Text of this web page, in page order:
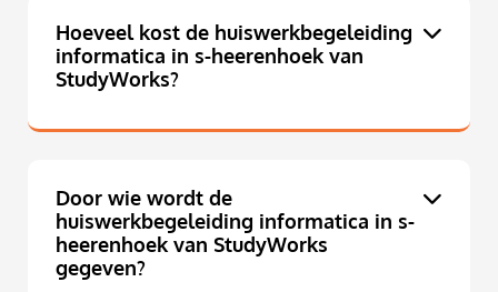
Hoeveel kost de huiswerkbegeleiding
informatica in s-heerenhoek van
StudyWorks?
Door wie wordt de
huiswerkbegeleiding informatica in s-
heerenhoek van StudyWorks
gegeven?